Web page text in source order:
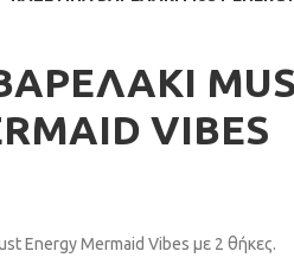
VIBES
Energy Mermaid Vibes με 2 θήκες.